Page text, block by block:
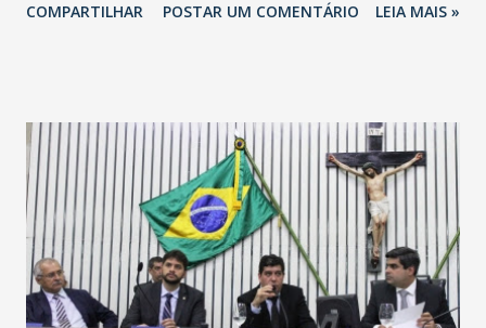
Havan Fortaleza ainda não foi anunciada oficialmente, mas
COMPARTILHAR POSTAR UM COMENTÁRIO LEIA MAIS »